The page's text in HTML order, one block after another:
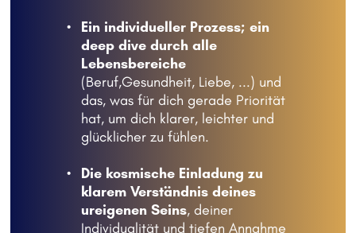
Ein individueller Prozess; ein
deep dive durch alle
Lebensbereiche
(Beruf,Gesundheit, Liebe, ...) und
das, was für dich gerade Priorität
hat, um dich klarer, leichter und
glücklicher zu fühlen.
Die kosmische Einladung zu
klarem Verständnis deines
ureigenen Seins, deiner
Individualität und tiefen Annahme